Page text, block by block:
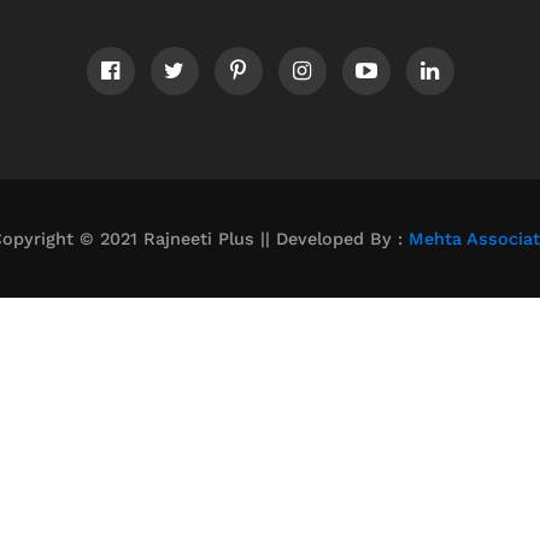
© 2021 Rajneeti Plus || Developed By : Mehta